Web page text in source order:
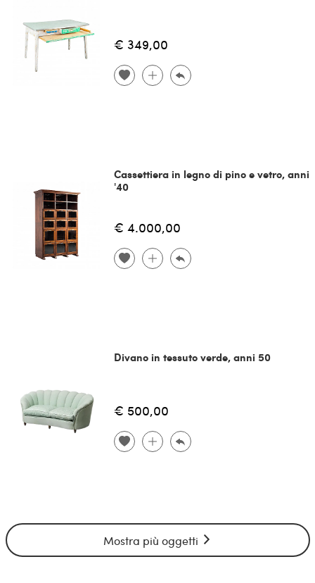
€ 349,00
Cassettiera in legno di pino e vetro, anni
'40
€ 4.000,00
Divano in tessuto verde, anni 50
€ 500,00
Mostra più oggetti